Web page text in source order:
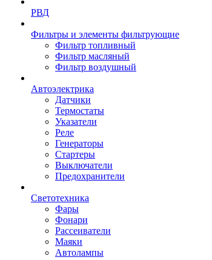
РВД
Фильтры и элементы фильтрующие
Фильтр топливный
Фильтр масляный
Фильтр воздушный
Автоэлектрика
Датчики
Термостаты
Указатели
Реле
Генераторы
Стартеры
Выключатели
Предохранители
Светотехника
Фары
Фонари
Рассеиватели
Маяки
Автолампы